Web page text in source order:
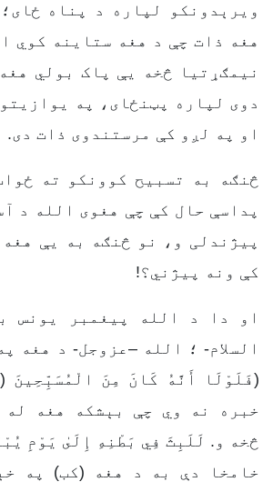
ویرېدونکو لپاره د پناه
هغه ذات چې د هغه ستاینه کوي
نیمګړتیا څخه یې پاک بولي
دوی لپاره پټنځای، په
او په لږو کې مرستندوی ذات دی.
څنګه به تسبیح کوونکو ته
پداسې حال کې چې هغوی الله د
پیژندلی و، نو څنګه به یې
کې ونه پیژني؟!
او دا د الله پیغمبر یونس
السلام- ؛ الله –عزوجل- د هغه
خبره نه وي چې بېشكه هغه له
خامخا دې به د هغه (كب) په